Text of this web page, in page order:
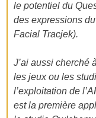
le potentiel du
des expressions
Facial Tracjek).
J’ai aussi cherché
les jeux ou les
l’exploitation de
est la première